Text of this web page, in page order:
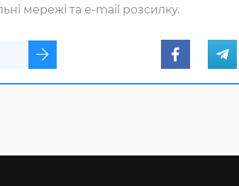
мережі та e-mail розсилку.